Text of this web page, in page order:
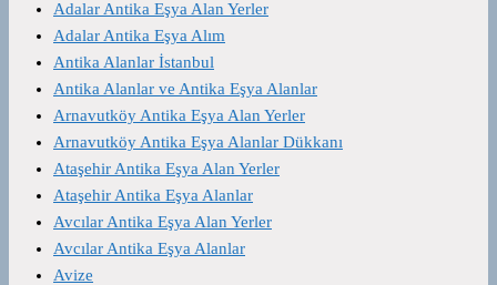
Adalar Antika Eşya Alan Yerler
Adalar Antika Eşya Alım
Antika Alanlar İstanbul
Antika Alanlar ve Antika Eşya Alanlar
Arnavutköy Antika Eşya Alan Yerler
Arnavutköy Antika Eşya Alanlar Dükkanı
Ataşehir Antika Eşya Alan Yerler
Ataşehir Antika Eşya Alanlar
Avcılar Antika Eşya Alan Yerler
Avcılar Antika Eşya Alanlar
Avize